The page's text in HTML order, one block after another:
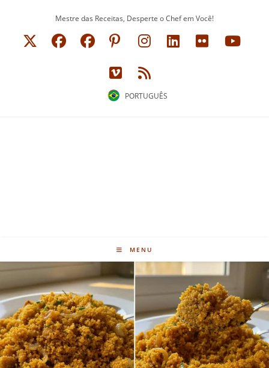
Mestre das Receitas, Desperte o Chef em Você!
PORTUGUÊS
MENU